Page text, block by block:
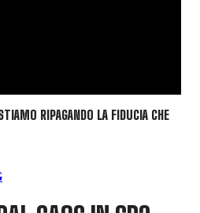
RIPAGANDO LA FIDUCIA CHE